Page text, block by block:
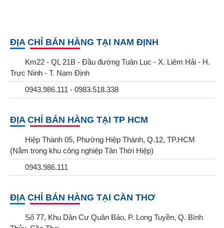
ĐỊA CHỈ BÁN HÀNG TẠI NAM ĐỊNH
Km22 - QL 21B - Đầu đường Tuân Lục - X. Liêm Hải - H.
Trực Ninh - T. Nam Định
0943.986.111 - 0983.518.338
ĐỊA CHỈ BÁN HÀNG TẠI TP HCM
Hiệp Thành 05, Phường Hiệp Thành, Q.12, TP.HCM
(Nằm trong khu công nghiệp Tân Thới Hiệp)
0943.986.111
ĐỊA CHỈ BÁN HÀNG TẠI CẦN THƠ
Số 77, Khu Dân Cư Quân Báo, P. Long Tuyền, Q. Bình